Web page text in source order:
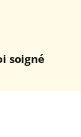
soigné